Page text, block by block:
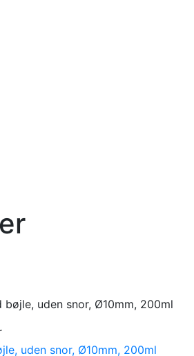
bøjle, uden snor, Ø10mm, 200ml